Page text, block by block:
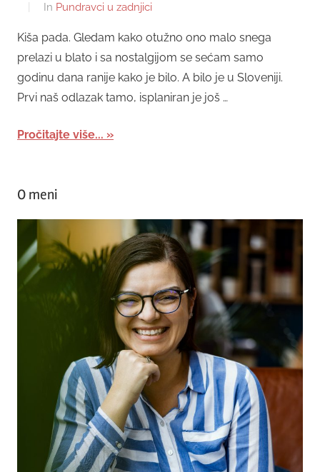
In Pundravci u zadnjici
Kiša pada. Gledam kako otužno ono malo snega
prelazi u blato i sa nostalgijom se sećam samo
godinu dana ranije kako je bilo. A bilo je u Sloveniji.
Prvi naš odlazak tamo, isplaniran je još …
Pročitajte više...
O meni